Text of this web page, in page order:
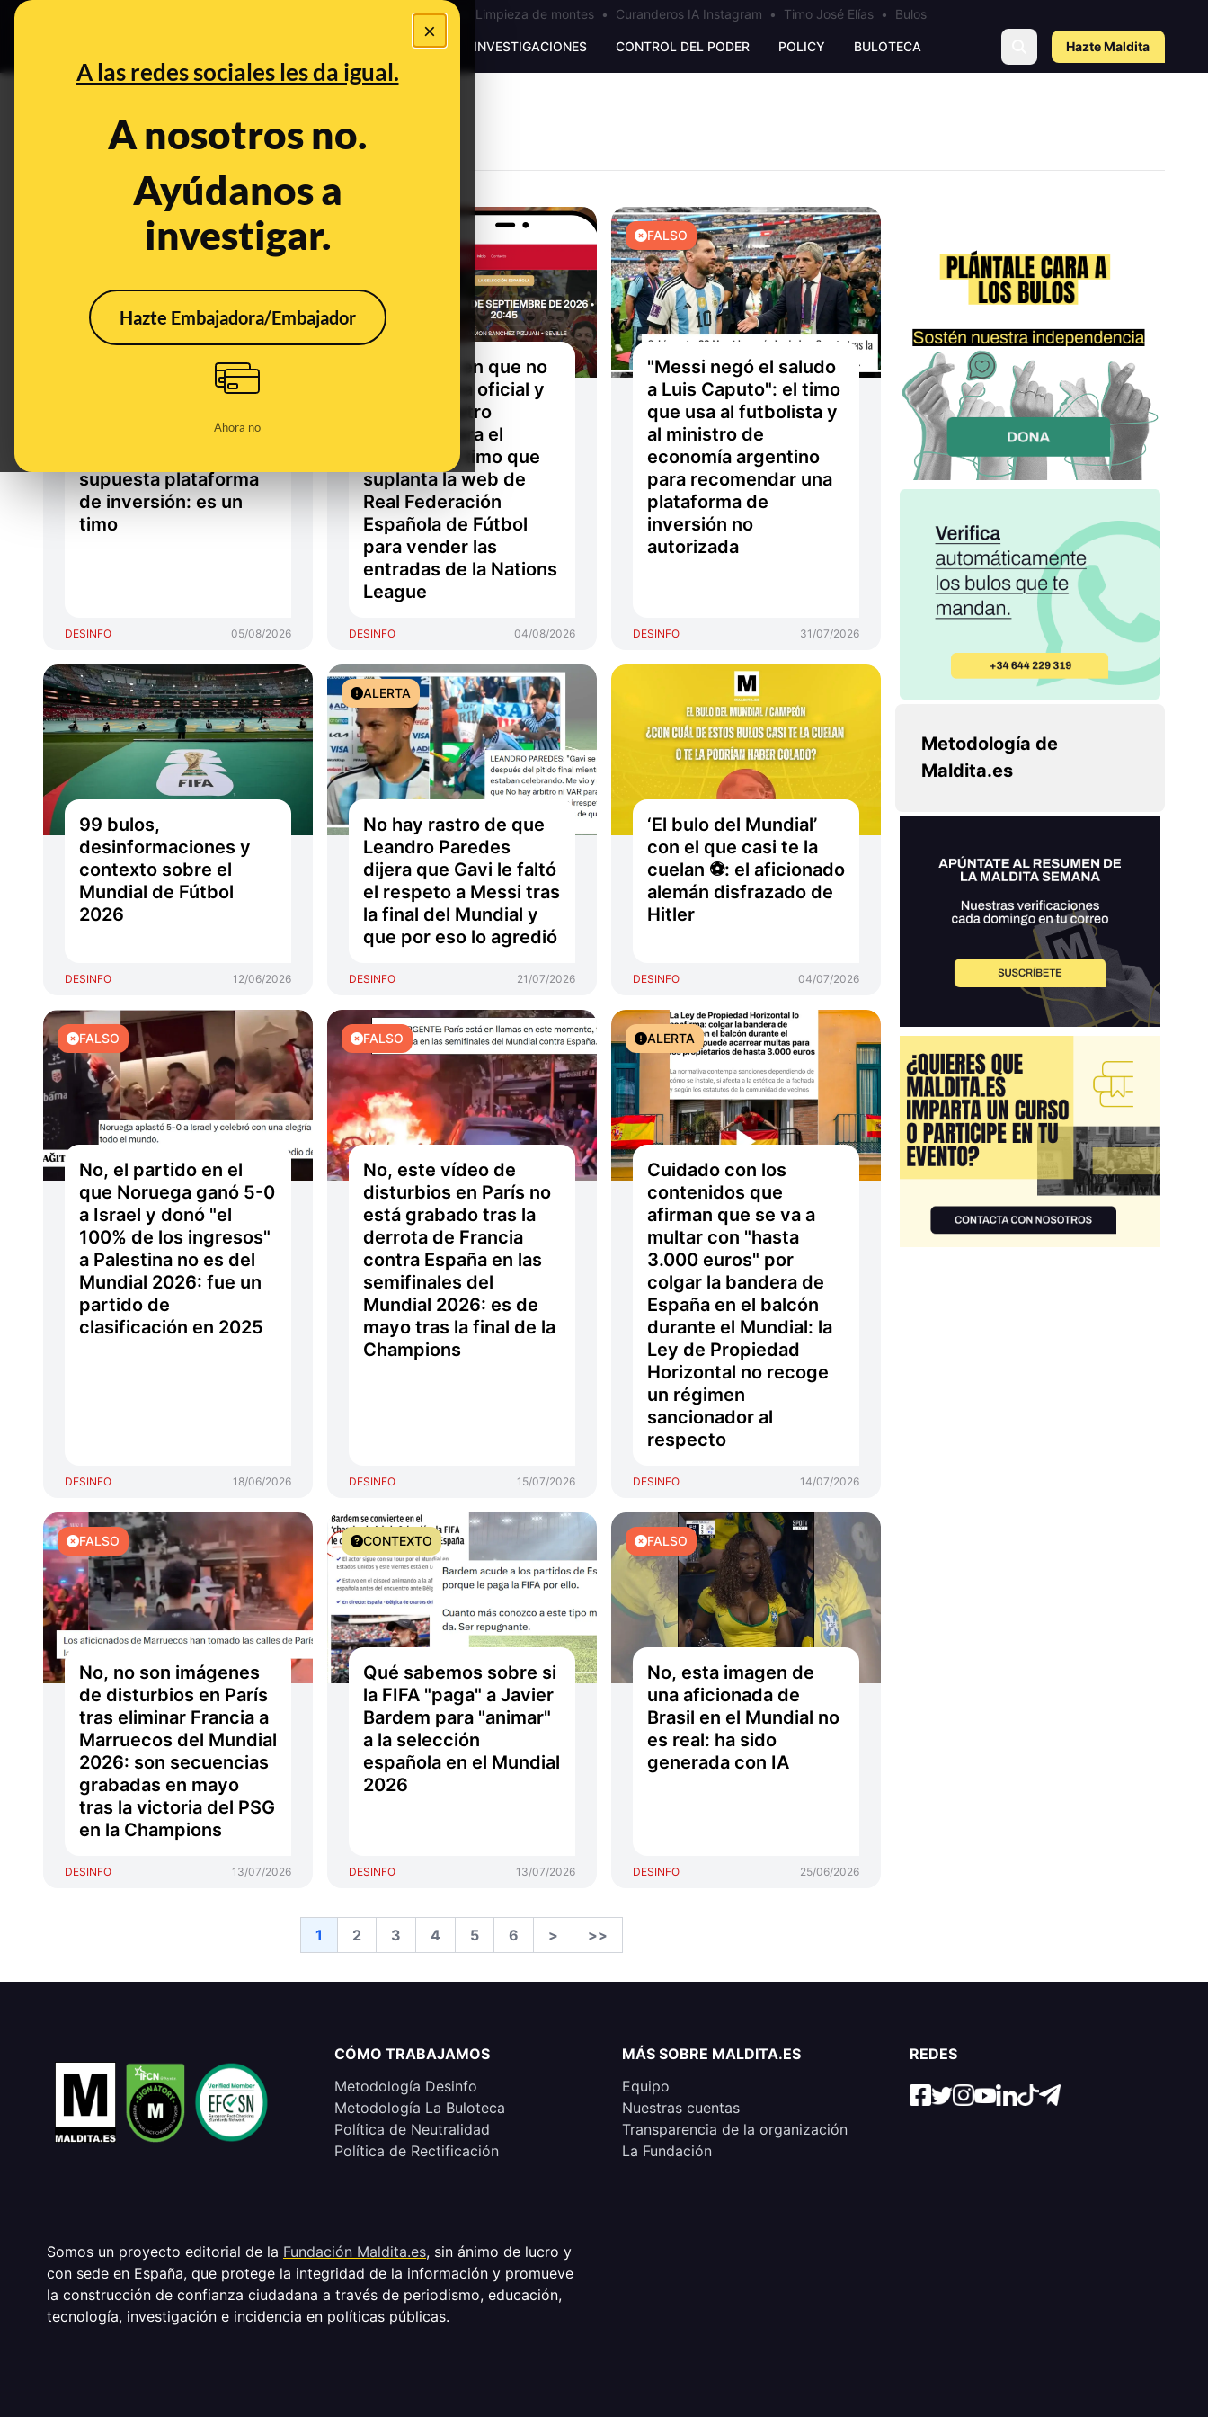
×
A las redes sociales les da igual.
A nosotros no.
Ayúdanos a
investigar.
Hazte Embajadora/Embajador
Ahora no
Bulos Ceuta • Limpieza de montes • Curanderos IA Instagram • Timo José Elías • Bulos
PREBUNKING INVESTIGACIONES CONTROL DEL PODER POLICY BULOTECA Hazte Maldita
No, Rodri Hernández
no se negó a saludar al
supuesta plataforma
de inversión: es un
timo
DESINFO 05/08/2026
"No me fijé en que no
era la página oficial y
compré cuatro
entradas para el
partido": el timo que
suplanta la web de
Real Federación
Española de Fútbol
para vender las
entradas de la Nations
League
DESINFO 04/08/2026
FALSO
"Messi negó el saludo
a Luis Caputo": el timo
que usa al futbolista y
al ministro de
economía argentino
para recomendar una
plataforma de
inversión no
autorizada
DESINFO 31/07/2026
99 bulos,
desinformaciones y
contexto sobre el
Mundial de Fútbol
2026
DESINFO 12/06/2026
ALERTA
No hay rastro de que
Leandro Paredes
dijera que Gavi le faltó
el respeto a Messi tras
la final del Mundial y
que por eso lo agredió
DESINFO 21/07/2026
‘El bulo del Mundial’
con el que casi te la
cuelan ⚽: el aficionado
alemán disfrazado de
Hitler
DESINFO 04/07/2026
FALSO
No, el partido en el
que Noruega ganó 5-0
a Israel y donó "el
100% de los ingresos"
a Palestina no es del
Mundial 2026: fue un
partido de
clasificación en 2025
DESINFO 18/06/2026
FALSO
No, este vídeo de
disturbios en París no
está grabado tras la
derrota de Francia
contra España en las
semifinales del
Mundial 2026: es de
mayo tras la final de la
Champions
DESINFO 15/07/2026
ALERTA
Cuidado con los
contenidos que
afirman que se va a
multar con "hasta
3.000 euros" por
colgar la bandera de
España en el balcón
durante el Mundial: la
Ley de Propiedad
Horizontal no recoge
un régimen
sancionador al
respecto
DESINFO 14/07/2026
FALSO
No, no son imágenes
de disturbios en París
tras eliminar Francia a
Marruecos del Mundial
2026: son secuencias
grabadas en mayo
tras la victoria del PSG
en la Champions
DESINFO 13/07/2026
CONTEXTO
Qué sabemos sobre si
la FIFA "paga" a Javier
Bardem para "animar"
a la selección
española en el Mundial
2026
DESINFO 13/07/2026
FALSO
No, esta imagen de
una aficionada de
Brasil en el Mundial no
es real: ha sido
generada con IA
DESINFO 25/06/2026
1 2 3 4 5 6 > >>
Metodología de
Maldita.es
CÓMO TRABAJAMOS
Metodología Desinfo
Metodología La Buloteca
Política de Neutralidad
Política de Rectificación
MÁS SOBRE MALDITA.ES
Equipo
Nuestras cuentas
Transparencia de la organización
La Fundación
REDES
Somos un proyecto editorial de la Fundación Maldita.es, sin ánimo de lucro y
con sede en España, que protege la integridad de la información y promueve
la construcción de confianza ciudadana a través de periodismo, educación,
tecnología, investigación e incidencia en políticas públicas.